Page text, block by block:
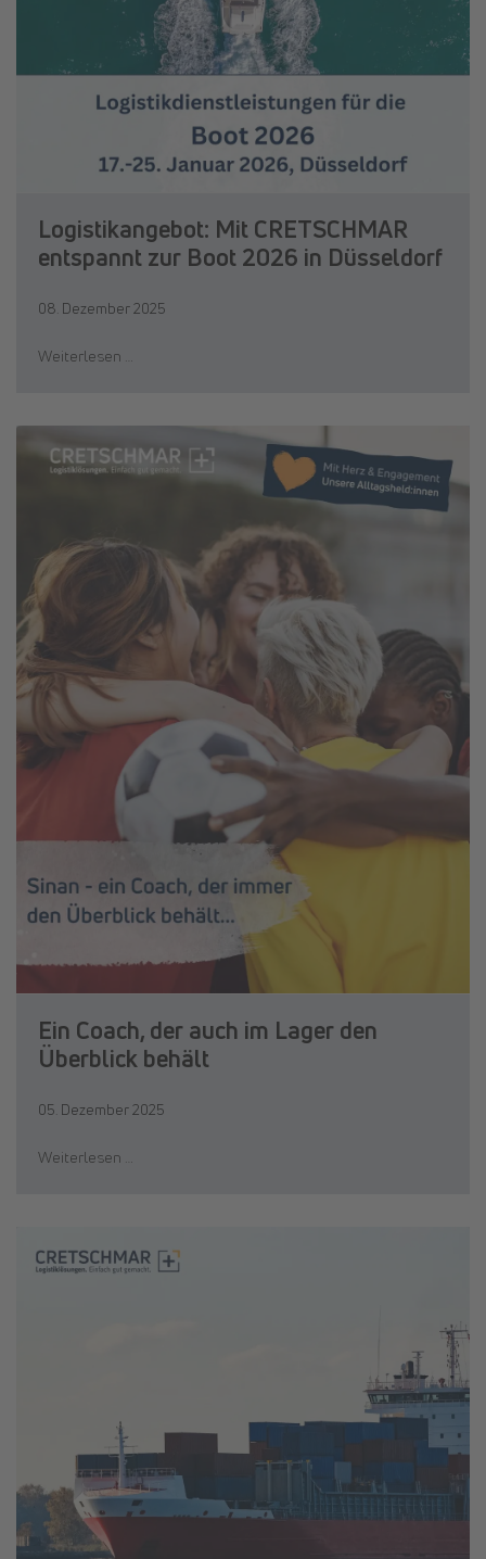
Logistikangebot: Mit CRETSCHMAR
entspannt zur Boot 2026 in Düsseldorf
08. Dezember 2025
Weiterlesen …
Ein Coach, der auch im Lager den
Überblick behält
05. Dezember 2025
Weiterlesen …